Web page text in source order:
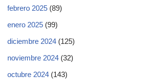
febrero 2025 (89)
enero 2025 (99)
diciembre 2024 (125)
noviembre 2024 (32)
octubre 2024 (143)